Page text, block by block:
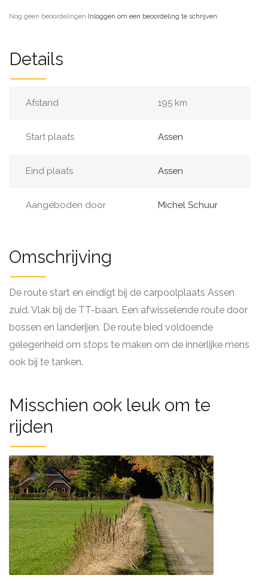
Nog geen beoordelingen·Inloggen om een beoordeling te schrijven
Details
Afstand 195 km
Start plaats Assen
Eind plaats Assen
Aangeboden door Michel Schuur
Omschrijving
De route start en eindigt bij de carpoolplaats Assen
zuid. Vlak bij de TT-baan. Een afwisselende route door
bossen en landerijen. De route bied voldoende
gelegenheid om stops te maken om de innerlijke mens
ook bij te tanken.
Misschien ook leuk om te
rijden